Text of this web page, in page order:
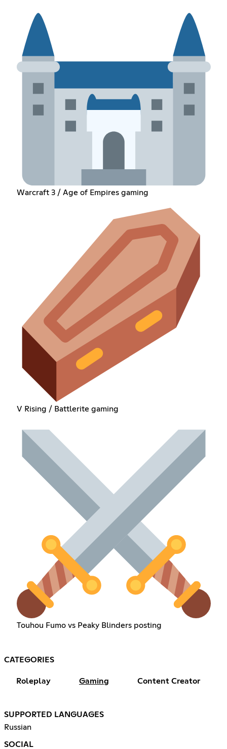
Warcraft 3 / Age of Empires gaming
V Rising / Battlerite gaming
Touhou Fumo vs Peaky Blinders posting
CATEGORIES
Roleplay Gaming Content Creator
SUPPORTED LANGUAGES
Russian
SOCIAL